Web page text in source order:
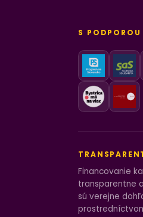
S PODPOROU
Financovanie
transparentne
sú verejne